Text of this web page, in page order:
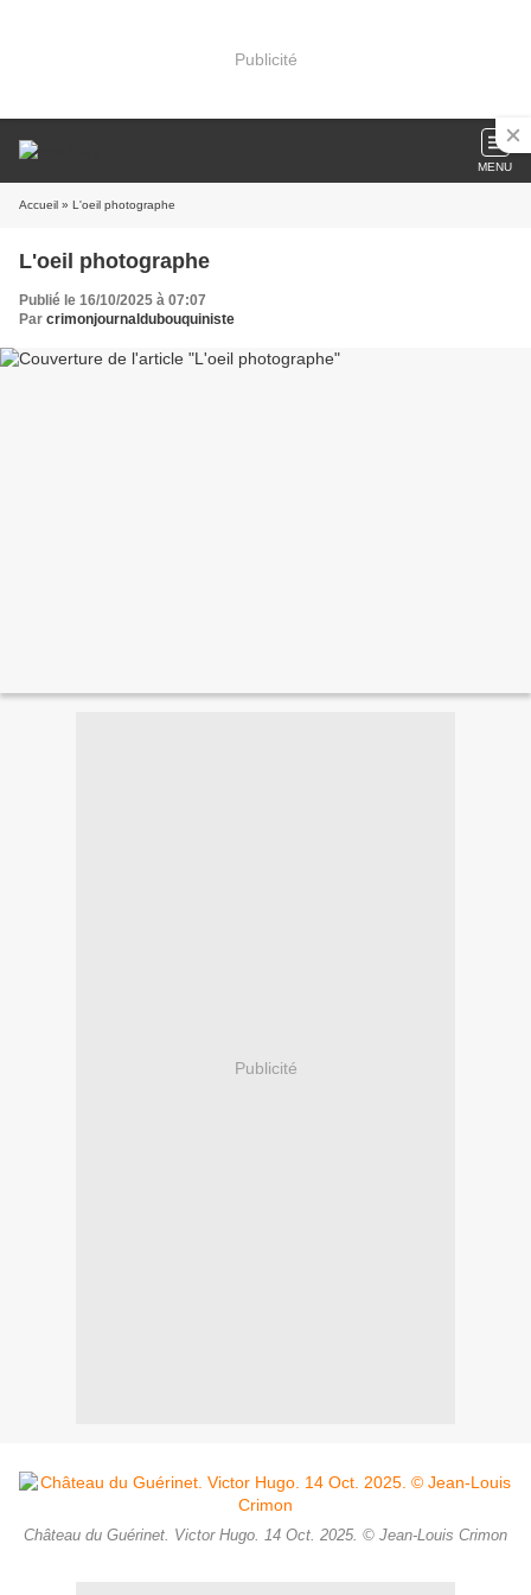
Publicité
MENU
Accueil » L'oeil photographe
L'oeil photographe
Publié le 16/10/2025 à 07:07
Par crimonjournaldubouquiniste
Publicité
Château du Guérinet. Victor Hugo. 14 Oct. 2025. © Jean-Louis Crimon